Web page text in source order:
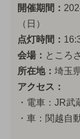
開催期間：
（日）
点灯時間：
会場： ところ
所在地： 埼玉
アクセス：
・電車：JR
・車：関越自